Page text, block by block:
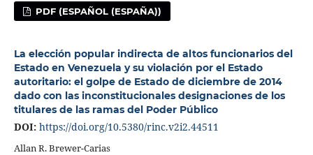
PDF (ESPAÑOL (ESPAÑA))
La elección popular indirecta de altos funcionarios del
Estado en Venezuela y su violación por el Estado
autoritario: el golpe de Estado de diciembre de 2014
dado con las inconstitucionales designaciones de los
titulares de las ramas del Poder Público
DOI: https://doi.org/10.5380/rinc.v2i2.44511
Allan R. Brewer-Carias